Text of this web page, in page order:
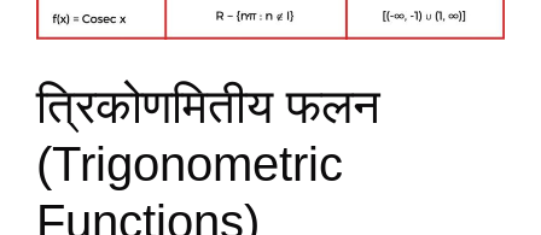
त्रिकोणमितीय फलन
(Trigonometric
Functions)